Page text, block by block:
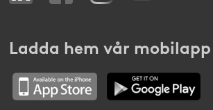
Ladda hem vår mobilapp